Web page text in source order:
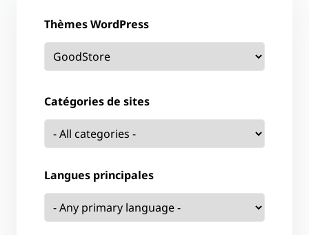
Thèmes WordPress
Catégories de sites
Langues principales